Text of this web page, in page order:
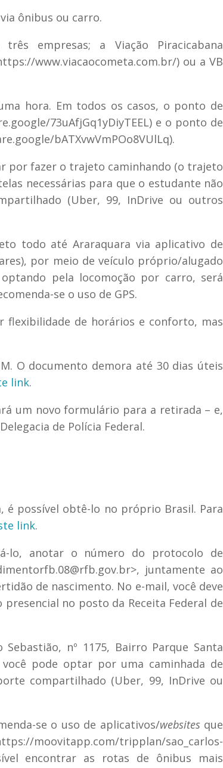
ônibus ou carro.
empresas; a Viação Piracicabana
www.viacaocometa.com.br/) ou a VB
hora. Em todos os casos, o ponto de
73uAfjGq1yDiyTEEL) e o ponto de
bATXvwVmPOo8VUlLq).
por fazer o trajeto caminhando (o trajeto
necessárias para que o estudante não
(Uber, 99, InDrive ou outros
todo até Araraquara via aplicativo de
por meio de veículo próprio/alugado
pela locomoção por carro, será
se o uso de GPS.
flexibilidade de horários e conforto, mas
O documento demora até 30 dias úteis
link.
um novo formulário para a retirada – e,
de Polícia Federal.
é possível obtê-lo no próprio Brasil. Para
link.
lo, anotar o número do protocolo de
juntamente ao
de nascimento. No e-mail, você deve
no posto da Receita Federal de
nº 1175, Bairro Parque Santa
pode optar por uma caminhada de
compartilhado (Uber, 99, InDrive ou
se o uso de aplicativos/websites que
moovitapp.com/tripplan/sao_carlos-
encontrar as rotas de ônibus mais